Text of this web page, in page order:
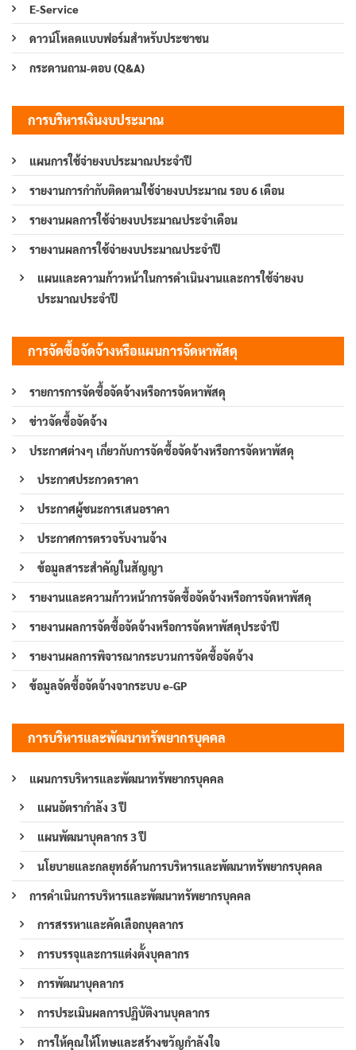
E-Service
ดาวน์โหลดแบบฟอร์มสำหรับประชาชน
กระดานถาม-ตอบ (Q&A)
การบริหารเงินงบประมาณ
แผนการใช้จ่ายงบประมาณประจำปี
รายงานการกำกับติดตามใช้จ่ายงบประมาณ รอบ 6 เดือน
รายงานผลการใช้จ่ายงบประมาณประจำเดือน
รายงานผลการใช้จ่ายงบประมาณประจำปี
แผนและความก้าวหน้าในการดำเนินงานและการใช้จ่ายงบ
ประมาณประจำปี
การจัดซื้อจัดจ้างหรือแผนการจัดหาพัสดุ
รายการการจัดซื้อจัดจ้างหรือการจัดหาพัสดุ
ข่าวจัดซื้อจัดจ้าง
ประกาศต่างๆ เกี่ยวกับการจัดซื้อจัดจ้างหรือการจัดหาพัสดุ
ประกาศประกวดราคา
ประกาศผู้ชนะการเสนอราคา
ประกาศการตรวจรับงานจ้าง
ข้อมูลสาระสำคัญในสัญญา
รายงานและความก้าวหน้าการจัดซื้อจัดจ้างหรือการจัดหาพัสดุ
รายงานผลการจัดซื้อจัดจ้างหรือการจัดหาพัสดุประจำปี
รายงานผลการพิจารณากระบวนการจัดซื้อจัดจ้าง
ข้อมูลจัดซื้อจัดจ้างจากระบบ e-GP
การบริหารและพัฒนาทรัพยากรบุคคล
แผนการบริหารและพัฒนาทรัพยากรบุคคล
แผนอัตรากำลัง 3 ปี
แผนพัฒนาบุคลากร 3 ปี
นโยบายและกลยุทธ์ด้านการบริหารและพัฒนาทรัพยากรบุคคล
การดำเนินการบริหารและพัฒนาทรัพยากรบุคคล
การสรรหาและคัดเลือกบุคลากร
การบรรจุและการแต่งตั้งบุคลากร
การพัฒนาบุคลากร
การประเมินผลการปฏิบัติงานบุคลากร
การให้คุณให้โทษและสร้างขวัญกำลังใจ